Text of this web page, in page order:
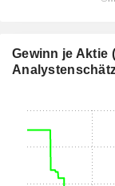
Gewinn je Aktie